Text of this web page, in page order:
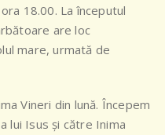
18.00. La începutul
are loc
mare, urmată de
Vineri din lună. Începem
lui Isus și către Inima